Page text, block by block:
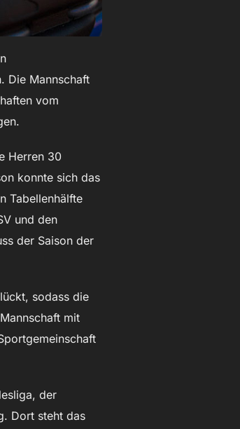
Die Mannschaft
vom
Herren 30
konnte sich das
Tabellenhälfte
und den
der Saison der
sodass die
mit
der
Dort steht das